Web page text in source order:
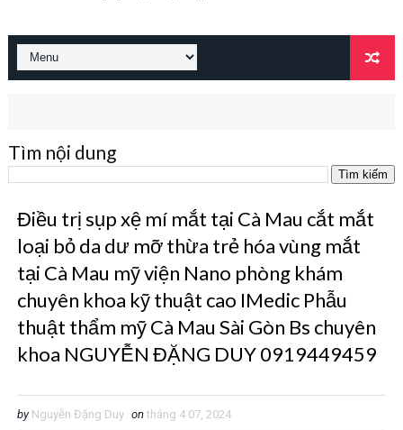
Tìm nội dung
Điều trị sụp xệ mí mắt tại Cà Mau cắt mắt
loại bỏ da dư mỡ thừa trẻ hóa vùng mắt
tại Cà Mau mỹ viện Nano phòng khám
chuyên khoa kỹ thuật cao IMedic Phẫu
thuật thẩm mỹ Cà Mau Sài Gòn Bs chuyên
khoa NGUYỄN ĐẶNG DUY 0919449459
by Nguyễn Đặng Duy on tháng 4 07, 2024